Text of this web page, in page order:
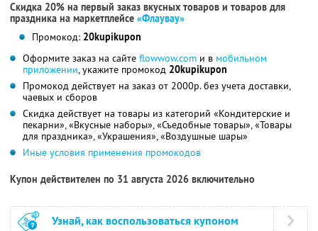
Скидка 20% на первый заказ вкусных товаров и товаров для
праздника на маркетплейсе «Флаувау»
Промокод: 20kupikupon
Оформите заказ на сайте flowwow.com и в мобильном
приложении, укажите промокод 20kupikupon
Промокод действует на заказ от 2000р. без учета доставки,
чаевых и сборов
Скидка действует на товары из категорий «Кондитерские и
пекарни», «Вкусные наборы», «Съедобные товары», «Товары
для праздника», «Украшения», «Воздушные шары»
Иные условия применения промокодов
Купон действителен по 31 августа 2026 включительно
Узнай, как воспользоваться купоном